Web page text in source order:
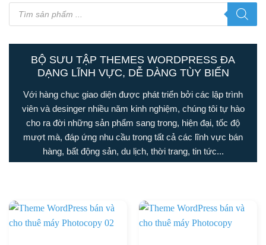
Tìm
kiếm
sản
BỘ SƯU TẬP THEMES WORDPRESS ĐA
DẠNG LĨNH VỰC, DỄ DÀNG TÙY BIẾN
Với hàng chục giao diện được phát triển bởi các lập trình
viên và desinger nhiều năm kinh nghiệm, chúng tôi tự hào
cho ra đời những sản phẩm sang trong, hiện đại, tốc độ
mượt mà, đáp ứng nhu cầu trong tất cả các lĩnh vực bán
hàng, bất động sản, du lịch, thời trang, tin tức...